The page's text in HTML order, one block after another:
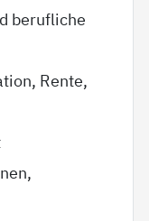
berufliche
Rente,